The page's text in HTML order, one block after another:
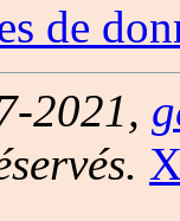
de
2021,